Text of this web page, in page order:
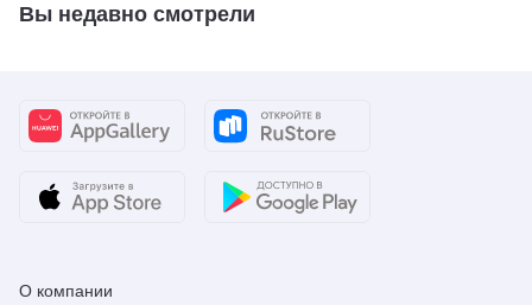
Вы недавно смотрели
О компании